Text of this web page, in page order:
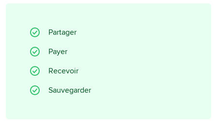
Partager
Payer
Recevoir
Sauvegarder